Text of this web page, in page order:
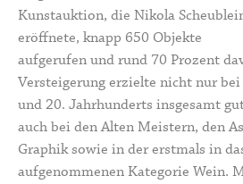
Kunstauktion, die Nikola
eröffnete, knapp 650 Objekte
aufgerufen und rund 70 Prozent
Versteigerung erzielte nicht nur bei
und 20. Jahrhunderts insgesamt
auch bei den Alten Meistern, den
Graphik sowie in der erstmals in
aufgenommenen Kategorie Wein.